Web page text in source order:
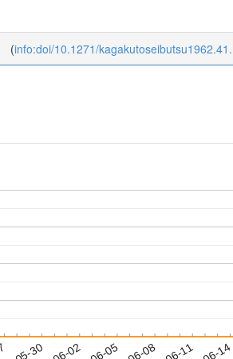
(info:doi/10.1271/